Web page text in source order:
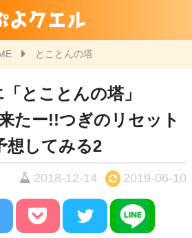
よクエル
とことんの塔
とことんの塔」
たー!!つぎのリセット
想してみる2
2018-12-14 2019-06-10